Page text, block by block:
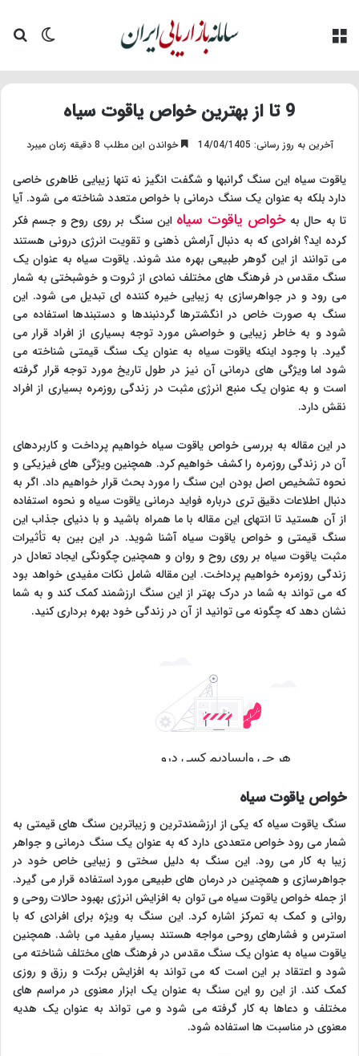
تغییر
9 تا از بهترین خواص یاقوت سیاه
آخرین به روز رسانی: 14/04/1405 خواندن این مطلب 8 دقیقه زمان میبرد
یاقوت سیاه این سنگ گرانبها و شگفت انگیز نه تنها زیبایی ظاهری خاصی
دارد بلکه به عنوان یک سنگ درمانی با خواص متعدد شناخته می شود. آیا
تا به حال بهخواص یاقوت سیاه این سنگ بر روی روح و جسم فکر
کرده اید؟ افرادی که به دنبال آرامش ذهنی و تقویت انرژی درونی هستند
می توانند از این گوهر طبیعی بهره مند شوند. یاقوت سیاه به عنوان یک
سنگ مقدس در فرهنگ های مختلف نمادی از ثروت و خوشبختی به شمار
می رود و در جواهرسازی به زیبایی خیره کننده ای تبدیل می شود. این
سنگ به صورت خاص در انگشترها گردنبندها و دستبندها استفاده می
شود و به خاطر زیبایی و خواصش مورد توجه بسیاری از افراد قرار می
گیرد. با وجود اینکه یاقوت سیاه به عنوان یک سنگ قیمتی شناخته می
شود اما ویژگی های درمانی آن نیز در طول تاریخ مورد توجه قرار گرفته
است و به عنوان یک منبع انرژی مثبت در زندگی روزمره بسیاری از افراد
نقش دارد.
در این مقاله به بررسی خواص یاقوت سیاه خواهیم پرداخت و کاربردهای
آن در زندگی روزمره را کشف خواهیم کرد. همچنین ویژگی های فیزیکی و
نحوه تشخیص اصل بودن این سنگ را مورد بحث قرار خواهیم داد. اگر به
دنبال اطلاعات دقیق تری درباره فواید درمانی یاقوت سیاه و نحوه استفاده
از آن هستید تا انتهای این مقاله با ما همراه باشید و با دنیای جذاب این
سنگ قیمتی و خواص یاقوت سیاه آشنا شوید. در این بین به تأثیرات
مثبت یاقوت سیاه بر روی روح و روان و همچنین چگونگی ایجاد تعادل در
زندگی روزمره خواهیم پرداخت. این مقاله شامل نکات مفیدی خواهد بود
که می تواند به شما در درک بهتر از این سنگ ارزشمند کمک کند و به شما
نشان دهد که چگونه می توانید از آن در زندگی خود بهره برداری کنید.
خواص یاقوت سیاه
سنگ یاقوت سیاه که یکی از ارزشمندترین و زیباترین سنگ های قیمتی به
شمار می رود خواص متعددی دارد که به عنوان یک سنگ درمانی و جواهر
زیبا به کار می رود. این سنگ به دلیل سختی و زیبایی خاص خود در
جواهرسازی و همچنین در درمان های طبیعی مورد استفاده قرار می گیرد.
از جمله خواص یاقوت سیاه می توان به افزایش انرژی بهبود حالات روحی و
روانی و کمک به تمرکز اشاره کرد. این سنگ به ویژه برای افرادی که با
استرس و فشارهای روحی مواجه هستند بسیار مفید می باشد. همچنین
یاقوت سیاه به عنوان یک سنگ مقدس در فرهنگ های مختلف شناخته می
شود و اعتقاد بر این است که می تواند به افزایش برکت و رزق و روزی
کمک کند. از این رو این سنگ به عنوان یک ابزار معنوی در مراسم های
مختلف و دعاها به کار گرفته می شود و می تواند به عنوان یک هدیه
معنوی در مناسبت ها استفاده شود.